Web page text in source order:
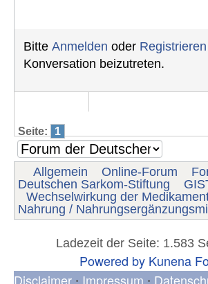
Bitte Anmelden oder Registrieren
Konversation beizutreten.
Seite: 1
Allgemein Online-Forum
Deutschen Sarkom-Stiftung
Wechselwirkung der
Nahrung /
Ladezeit der Seite: 1.583
Powered by Kunena
Disclaimer
Impressum